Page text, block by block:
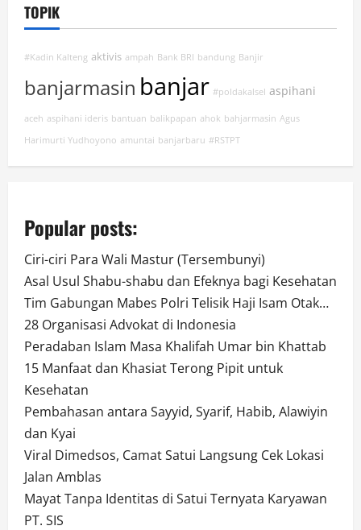
TOPIK
#Kadin Kalteng aktivis ampah Bank BRI bandung Banjir
banjarmasin banjar #poldakalsel aspihani
aceh aspihani ideris bantuan balikpapan ahok bahjarmasin Agus
Harimurti Yudhoyono amuntai banjarbaru #RSTPT
Popular posts:
Ciri-ciri Para Wali Mastur (Tersembunyi)
Asal Usul Shabu-shabu dan Efeknya bagi Kesehatan
Tim Gabungan Mabes Polri Telisik Haji Isam Otak…
28 Organisasi Advokat di Indonesia
Peradaban Islam Masa Khalifah Umar bin Khattab
15 Manfaat dan Khasiat Terong Pipit untuk
Kesehatan
Pembahasan antara Sayyid, Syarif, Habib, Alawiyin
dan Kyai
Viral Dimedsos, Camat Satui Langsung Cek Lokasi
Jalan Amblas
Mayat Tanpa Identitas di Satui Ternyata Karyawan
PT. SIS